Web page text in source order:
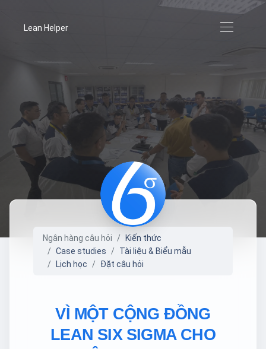
Lean Helper
Ngân hàng câu hỏi
Kiến thức
Case studies
Tài liệu & Biểu mẫu
Lịch học
Đặt câu hỏi
VÌ MỘT CỘNG ĐỒNG
LEAN SIX SIGMA CHO